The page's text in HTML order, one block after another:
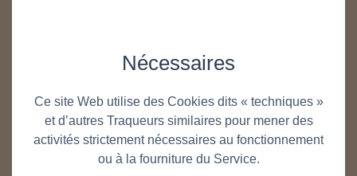
Nécessaires
Ce site Web utilise des Cookies dits « techniques »
et d’autres Traqueurs similaires pour mener des
activités strictement nécessaires au fonctionnement
ou à la fourniture du Service.